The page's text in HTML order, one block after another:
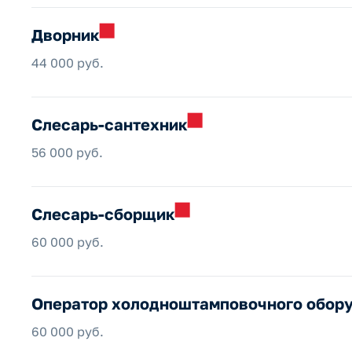
Дворник
44 000 руб.
Слесарь-сантехник
56 000 руб.
Слесарь-сборщик
60 000 руб.
Оператор холодноштамповочного
60 000 руб.